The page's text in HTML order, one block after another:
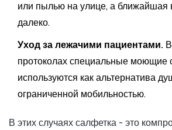
или пылью на улице, а ближайшая
далеко.
Уход за лежачими пациентами.
протоколах специальные моющие
используются как альтернатива
ограниченной мобильностью.
В этих случаях салфетка - это